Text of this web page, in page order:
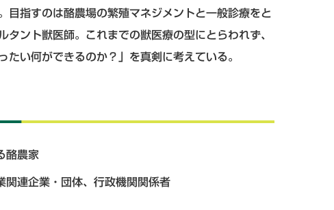
目指すのは酪農場の繁殖マネジメントと一般診療をと
ント獣医師。これまでの獣医療の型にとらわれず、
い何ができるのか？」を真剣に考えている。
酪農家
関連企業・団体、行政機関関係者